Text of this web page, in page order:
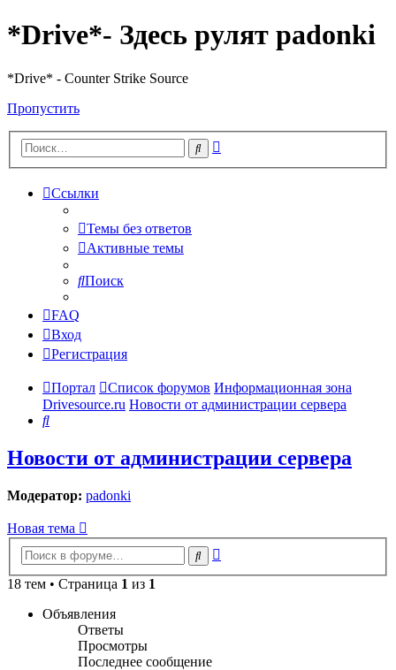
*Drive*- Здесь рулят padonki
*Drive* - Counter Strike Source
Пропустить
Поиск
Ссылки
Темы без ответов
Активные темы
Поиск
FAQ
Вход
Регистрация
Портал Список форумов Информационная зона
Drivesource.ru Новости от администрации сервера
Поиск
Новости от администрации сервера
Модератор: padonki
Новая тема
Поиск
18 тем • Страница 1 из 1
Объявления
Ответы
Просмотры
Последнее сообщение